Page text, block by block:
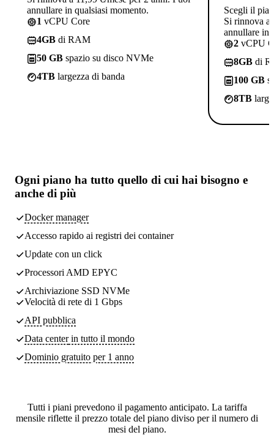
annullare in qualsiasi momento.
1 vCPU Core
4GB di RAM
50 GB spazio su disco NVMe
4TB largezza di banda
Scegli il
Si rinnova a
annullare in
2 vCPU
8GB di
100 GB
8TB
Ogni piano ha tutto quello di cui hai bisogno e
anche di più
Docker manager
Accesso rapido ai registri dei container
Update con un click
Processori AMD EPYC
Archiviazione SSD NVMe
Velocità di rete di 1 Gbps
API pubblica
Data centerin tutto il mondo
Dominio gratuito per 1 anno
Tutti i piani prevedono il pagamento anticipato. La tariffa
mensile riflette il prezzo totale del piano diviso per il numero di
mesi del piano.